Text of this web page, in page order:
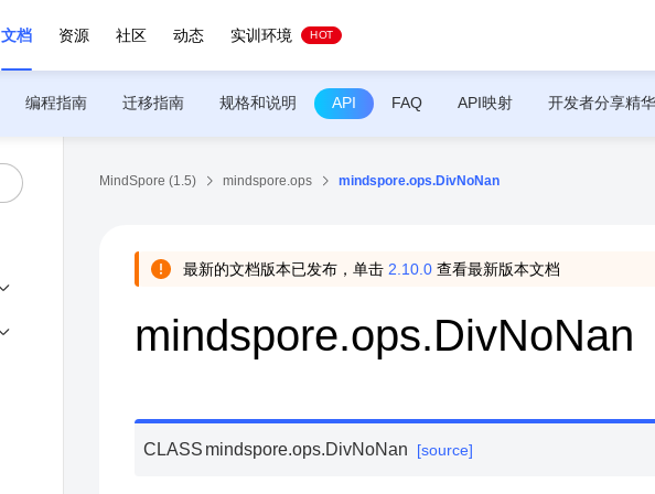
文档 资源 社区 动态 实训环境 HOT
编程指南 迁移指南 规格和说明 API FAQ API映射 开发者分享精
MindSpore (1.5) mindspore.ops mindspore.ops.DivNoNan
最新的文档版本已发布，单击 2.10.0 查看最新版本文档
mindspore.ops.DivNoNan
CLASS mindspore.ops.DivNoNan [source]